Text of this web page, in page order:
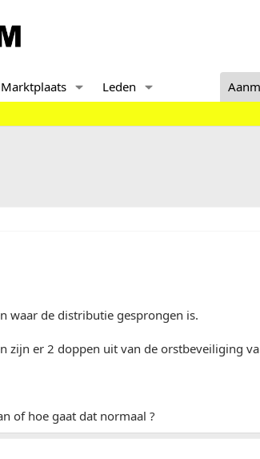
Marktplaats Leden
waar de distributie gesprongen is.
zijn er 2 doppen uit van de orstbeveiliging
of hoe gaat dat normaal ?